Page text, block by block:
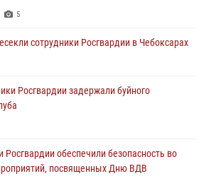
5
сотрудники Росгвардии в Чебоксарах
Росгвардии задержали буйного
Росгвардии обеспечили безопасность во
посвященных Дню ВДВ